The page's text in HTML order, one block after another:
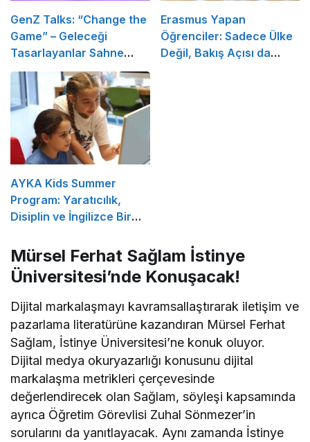
GenZ Talks: “Change the
Game” – Geleceği
Tasarlayanlar Sahne
Alıyor!
Erasmus Yapan
Öğrenciler: Sadece Ülke
Değil, Bakış Açısı da
AYKA Kids Summer
Program: Yaratıcılık,
Disiplin ve İngilizce Bir
Mürsel Ferhat Sağlam İstinye
Üniversitesi’nde Konuşacak!
Dijital markalaşmayı kavramsallaştırarak iletişim ve
pazarlama literatürüne kazandıran Mürsel Ferhat
Sağlam, İstinye Üniversitesi’ne konuk oluyor.
Dijital medya okuryazarlığı konusunu dijital
markalaşma metrikleri çerçevesinde
değerlendirecek olan Sağlam, söyleşi kapsamında
ayrıca Öğretim Görevlisi Zuhal Sönmezer’in
sorularını da yanıtlayacak. Aynı zamanda İstinye